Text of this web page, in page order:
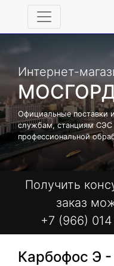
Интернет-
Официальные поставки
службам, станциям
профессиональной
Получить
заказ
+7 (966)
Карбофос Э -